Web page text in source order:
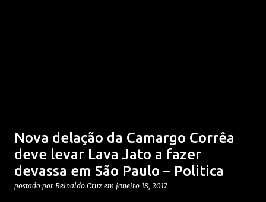
Nova delação da Camargo Corrêa
deve levar Lava Jato a fazer
devassa em São Paulo – Politica
postado por Reinaldo Cruz em janeiro 18, 2017